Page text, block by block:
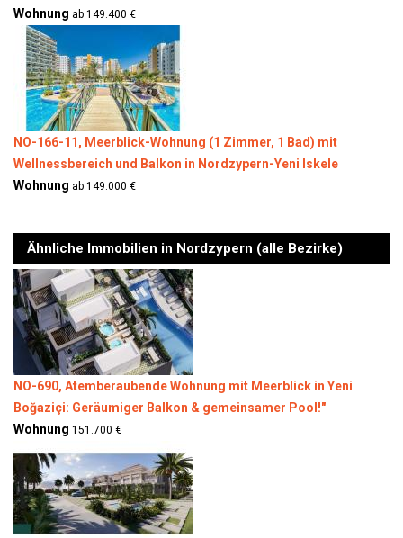
Wohnung ab 149.400 €
NO-166-11, Meerblick-Wohnung (1 Zimmer, 1 Bad) mit
Wellnessbereich und Balkon in Nordzypern-Yeni Iskele
Wohnung ab 149.000 €
Ähnliche Immobilien in Nordzypern (alle Bezirke)
NO-690, Atemberaubende Wohnung mit Meerblick in Yeni
Boğaziçi: Geräumiger Balkon & gemeinsamer Pool!"
Wohnung 151.700 €